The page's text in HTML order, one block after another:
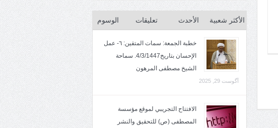
الأكثر شعبية الأحدث تعليقات الوسوم
خطبة الجمعة: سمات المتقين: ٦- عمل
الإحسان بتاريخ4/3/1447. سماحة
الشيخ مصطفى المرهون
آگوست 29, 2025
الافتتاح التجريبي لموقع مؤسسة
المصطفى (ص) للتحقيق والنشر